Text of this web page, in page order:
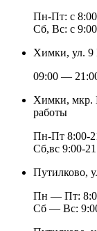
Пн-Пт: с
Сб, Вс: с
Химки, ул.
09:00 —
Химки, мкр.
работы
Пн-Пт 8:00-
Сб,вс 9:00-
Путилково,
Пн — Пт:
Сб — Вс: